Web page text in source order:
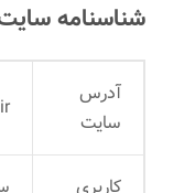
شناسنامه
آدرس
سایت
کاربری